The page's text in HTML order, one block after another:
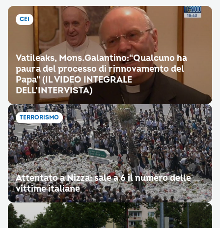
CEI
Vatileaks, Mons.Galantino:“Qualcuno ha
paura del processo di rinnovamento del
Papa” (IL VIDEO INTEGRALE
DELL’INTERVISTA)
TERRORISMO
Attentato a Nizza: sale a 6 il numero delle
vittime italiane